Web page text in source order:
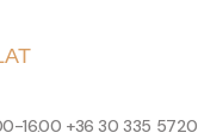
16.00 +36 30 335 5720